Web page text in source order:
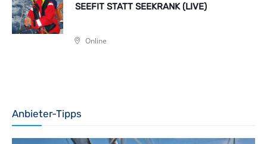
SEEFIT STATT SEEKRANK (LIVE)
Online
Anbieter-Tipps